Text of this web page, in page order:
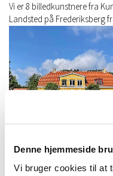
Denne hjemmeside
Vi bruger cookies til at
Vi er 8 billedkunstnere fra
Landsted på Frederiksberg